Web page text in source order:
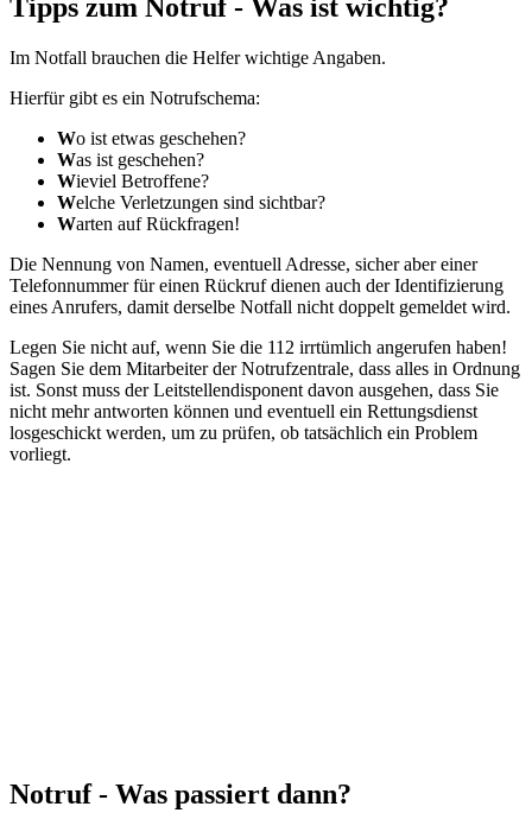
Tipps zum Notruf - Was ist wichtig?
Im Notfall brauchen die Helfer wichtige Angaben.
Hierfür gibt es ein Notrufschema:
Wo ist etwas geschehen?
Was ist geschehen?
Wieviel Betroffene?
Welche Verletzungen sind sichtbar?
Warten auf Rückfragen!
Die Nennung von Namen, eventuell Adresse, sicher aber einer
Telefonnummer für einen Rückruf dienen auch der Identifizierung
eines Anrufers, damit derselbe Notfall nicht doppelt gemeldet wird.
Legen Sie nicht auf, wenn Sie die 112 irrtümlich angerufen haben!
Sagen Sie dem Mitarbeiter der Notrufzentrale, dass alles in Ordnung
ist. Sonst muss der Leitstellendisponent davon ausgehen, dass Sie
nicht mehr antworten können und eventuell ein Rettungsdienst
losgeschickt werden, um zu prüfen, ob tatsächlich ein Problem
vorliegt.
Notruf - Was passiert dann?